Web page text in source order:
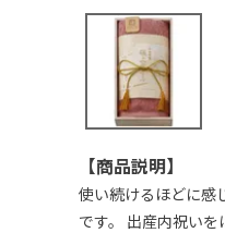
【商品説明】
使い続けるほどに感
です。 出産内祝いを